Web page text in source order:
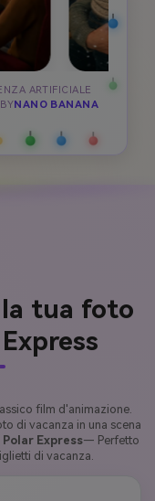
ARTIFICIALE
NANO BANANA
tua foto
film d'animazione.
di vacanza in una scena
Polar Express— Perfetto
di vacanza.